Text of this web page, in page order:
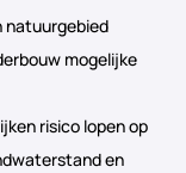
natuurgebied
mogelijke
risico lopen op
en